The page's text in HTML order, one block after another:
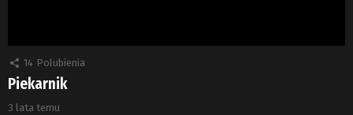
14 Polubienia
Piekarnik
3 lata temu